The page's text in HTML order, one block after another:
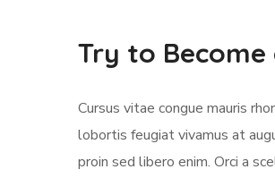
Try to Become
Cursus vitae congue mauris
lobortis feugiat vivamus at
proin sed libero enim. Orci a